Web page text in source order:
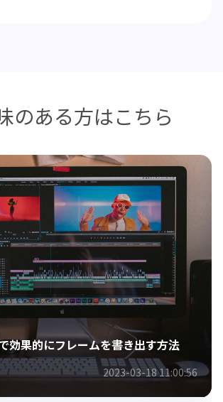
のある方はこちら
効果的にフレームを書き出す方法
2023-03-18 11:00:56